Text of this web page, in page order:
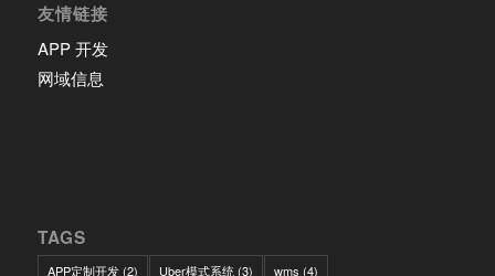
友情链接
APP 开发
网域信息
TAGS
APP定制开发(2) Uber模式系统(3) wms (4)